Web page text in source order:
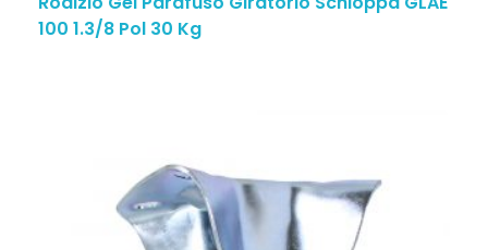
100 1.3/8 Pol 30 Kg